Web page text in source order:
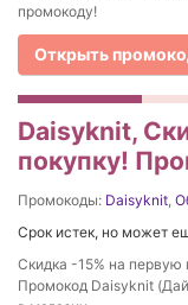
промокоду!
Открыть
Daisyknit,
покупку!
Промокоды: Daisyknit,
Срок истек, но может
Скидка -15% на первую
Промокод Daisyknit